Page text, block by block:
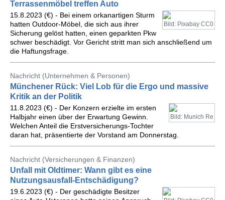
Terrassenmöbel treffen Auto
Bild: Pixabay CC0
15.8.2023 (€) - Bei einem orkanartigen Sturm
hatten Outdoor-Möbel, die sich aus ihrer
Sicherung gelöst hatten, einen geparkten Pkw
schwer beschädigt. Vor Gericht stritt man sich anschließend um
die Haftungsfrage.
Nachricht (Unternehmen & Personen)
Münchener Rück: Viel Lob für die Ergo und massive
Kritik an der Politik
Bild: Munich Re
11.8.2023 (€) - Der Konzern erzielte im ersten
Halbjahr einen über der Erwartung Gewinn.
Welchen Anteil die Erstversicherungs-Tochter
daran hat, präsentierte der Vorstand am Donnerstag.
Nachricht (Versicherungen & Finanzen)
Unfall mit Oldtimer: Wann gibt es eine
Nutzungsausfall-Entschädigung?
19.6.2023 (€) - Der geschädigte Besitzer